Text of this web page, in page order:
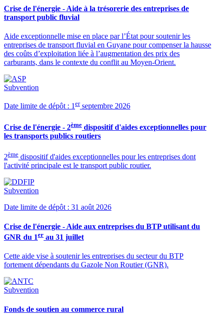
Crise de l'énergie - Aide à la trésorerie des entreprises de
transport public fluvial
Aide exceptionnelle mise en place par l’État pour soutenir les
entreprises de transport fluvial en Guyane pour compenser la hausse
des coûts d’exploitation liée à l’augmentation des prix des
carburants, dans le contexte du conflit au Moyen-Orient.
Subvention
Date limite de dépôt : 1 erseptembre 2026
Crise de l'énergie - 2ème dispositif d'aides exceptionnelles pour
les transports publics routiers
2ème dispositif d'aides exceptionnelles pour les entreprises dont
l'activité principale est le transport public routier.
Subvention
Date limite de dépôt : 31 août 2026
Crise de l'énergie - Aide aux entreprises du BTP utilisant du
GNR du 1er au 31 juillet
Cette aide vise à soutenir les entreprises du secteur du BTP
fortement dépendants du Gazole Non Routier (GNR).
Subvention
Fonds de soutien au commerce rural